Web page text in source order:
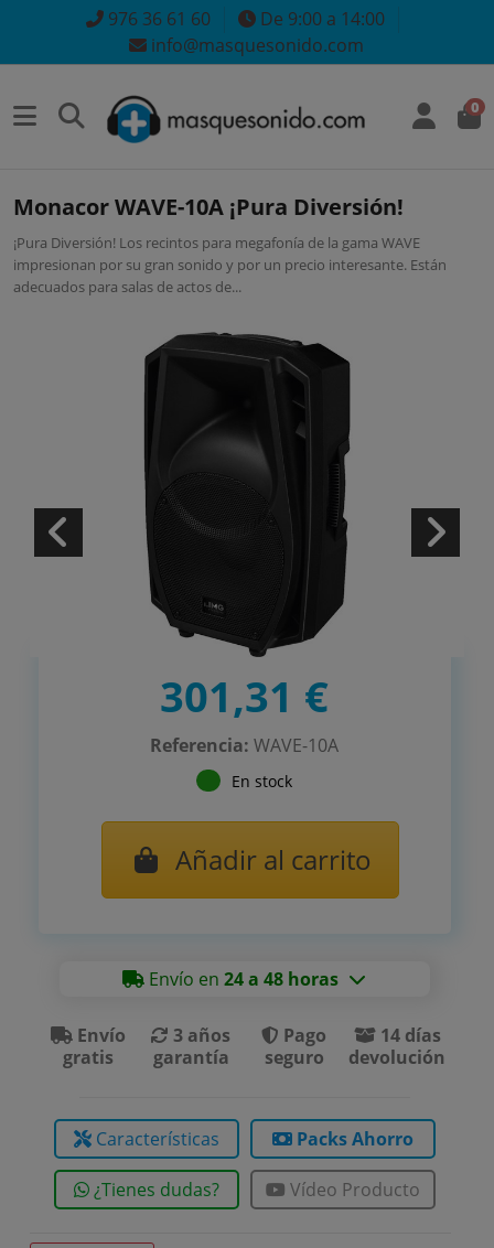
976 36 61 60
De 9:00 a 14:00
info@masquesonido.com
0
Monacor WAVE-10A ¡Pura Diversión!
¡Pura Diversión! Los recintos para megafonía de la gama WAVE
impresionan por su gran sonido y por un precio interesante. Están
adecuados para salas de actos de...
301,31 €
Referencia: WAVE-10A
En stock
Añadir al carrito
Envío en24 a 48 horas
Envío
gratis
3 años
garantía
Pago
seguro
14 días
devolución
Características Packs Ahorro
¿Tienes dudas? Vídeo Producto